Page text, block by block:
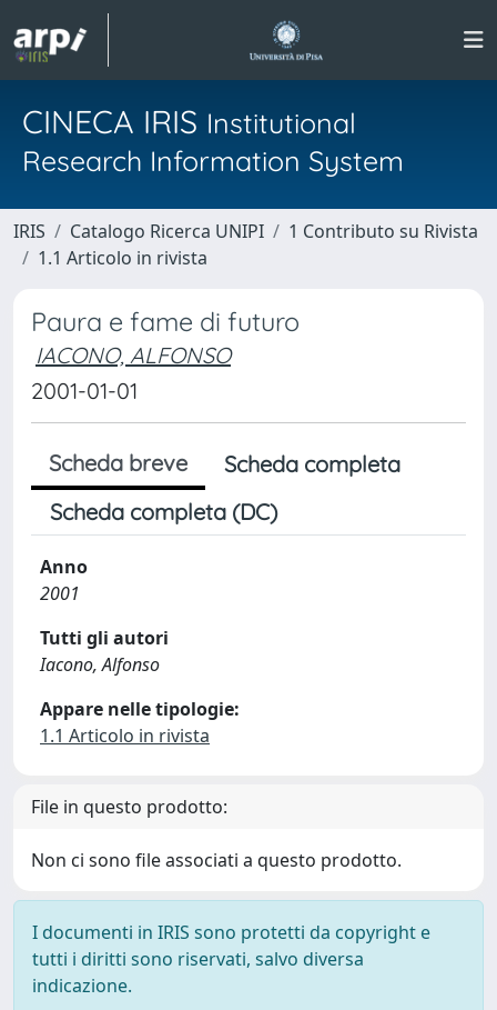
CINECA IRIS Institutional
Research Information System
IRIS Catalogo Ricerca UNIPI
1 Contributo su Rivista
1.1 Articolo in rivista
Paura e fame di futuro
IACONO, ALFONSO
2001-01-01
Scheda breve
Scheda completa
Scheda completa (DC)
Anno
2001
Tutti gli autori
Iacono, Alfonso
Appare nelle tipologie:
1.1 Articolo in rivista
File in questo prodotto:
Non ci sono file associati a questo prodotto.
I documenti in IRIS sono protetti da copyright e
tutti i diritti sono riservati, salvo diversa
indicazione.